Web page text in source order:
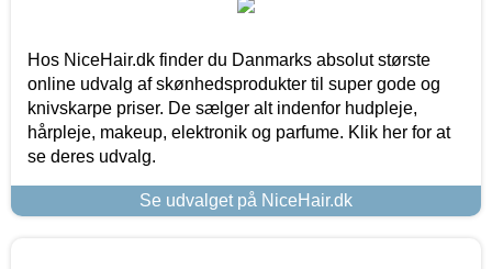
Hos NiceHair.dk finder du Danmarks absolut største
online udvalg af skønhedsprodukter til super gode og
knivskarpe priser. De sælger alt indenfor hudpleje,
hårpleje, makeup, elektronik og parfume. Klik her for at
se deres udvalg.
Se udvalget på NiceHair.dk